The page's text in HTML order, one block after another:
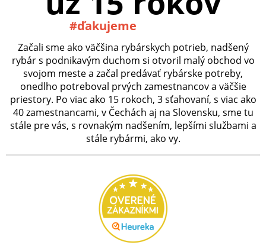
#ďakujeme
Začali sme ako väčšina rybárskych potrieb, nadšený
rybár s podnikavým duchom si otvoril malý obchod vo
svojom meste a začal predávať rybárske potreby,
onedlho potreboval prvých zamestnancov a väčšie
priestory. Po viac ako 15 rokoch, 3 sťahovaní, s viac ako
40 zamestnancami, v Čechách aj na Slovensku, sme tu
stále pre vás, s rovnakým nadšením, lepšími službami a
stále rybármi, ako vy.